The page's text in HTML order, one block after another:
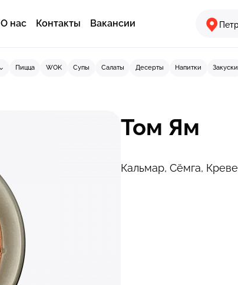
О нас Контакты Вакансии
Пицца WOK Супы Салаты Десерты Напитки Закуски
Том Ям
Кальмар, Сёмга,